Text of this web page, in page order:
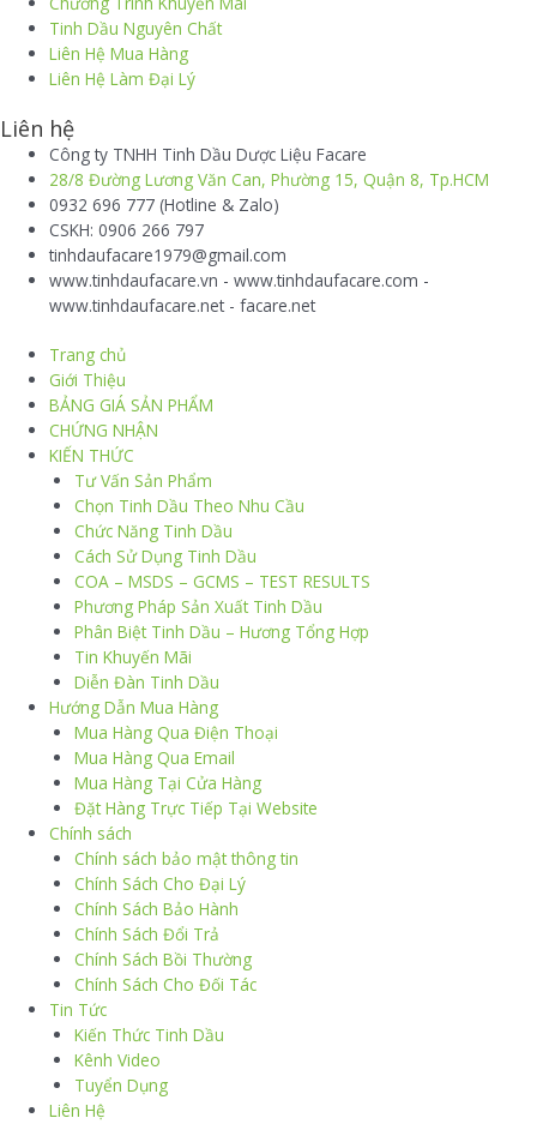
Tinh Dầu Nguyên Chất
Liên Hệ Mua Hàng
Liên Hệ Làm Đại Lý
Liên hệ
Công ty TNHH Tinh Dầu Dược Liệu Facare
28/8 Đường Lương Văn Can, Phường 15, Quận 8, Tp.HCM
0932 696 777 (Hotline & Zalo)
CSKH: 0906 266 797
tinhdaufacare1979@gmail.com
www.tinhdaufacare.vn - www.tinhdaufacare.com -
www.tinhdaufacare.net - facare.net
Trang chủ
Giới Thiệu
BẢNG GIÁ SẢN PHẨM
CHỨNG NHẬN
KIẾN THỨC
Tư Vấn Sản Phẩm
Chọn Tinh Dầu Theo Nhu Cầu
Chức Năng Tinh Dầu
Cách Sử Dụng Tinh Dầu
COA – MSDS – GCMS – TEST RESULTS
Phương Pháp Sản Xuất Tinh Dầu
Phân Biệt Tinh Dầu – Hương Tổng Hợp
Tin Khuyến Mãi
Diễn Đàn Tinh Dầu
Hướng Dẫn Mua Hàng
Mua Hàng Qua Điện Thoại
Mua Hàng Qua Email
Mua Hàng Tại Cửa Hàng
Đặt Hàng Trực Tiếp Tại Website
Chính sách
Chính sách bảo mật thông tin
Chính Sách Cho Đại Lý
Chính Sách Bảo Hành
Chính Sách Đổi Trả
Chính Sách Bồi Thường
Chính Sách Cho Đối Tác
Tin Tức
Kiến Thức Tinh Dầu
Kênh Video
Tuyển Dụng
Liên Hệ